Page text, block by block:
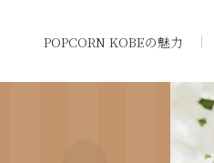
POPCORN KOBEの魅力
トップ
POPCORN